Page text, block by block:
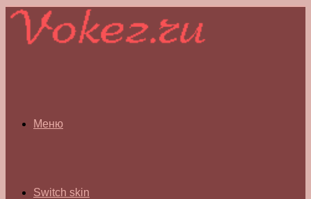
Меню
Switch skin